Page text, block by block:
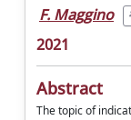
F. Maggino
2021
Abstract
The topic of